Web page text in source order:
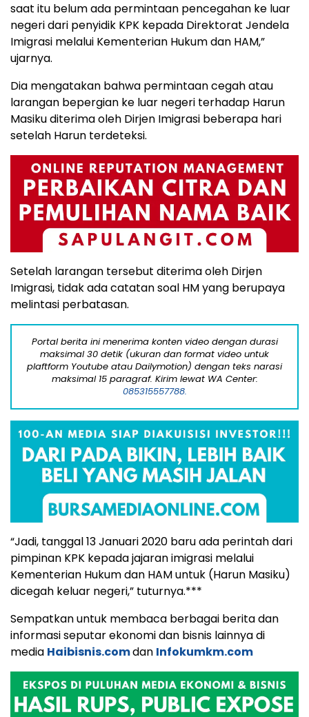
saat itu belum ada permintaan pencegahan ke luar
negeri dari penyidik KPK kepada Direktorat Jendela
Imigrasi melalui Kementerian Hukum dan HAM,”
ujarnya.
Dia mengatakan bahwa permintaan cegah atau
larangan bepergian ke luar negeri terhadap Harun
Masiku diterima oleh Dirjen Imigrasi beberapa hari
setelah Harun terdeteksi.
Setelah larangan tersebut diterima oleh Dirjen
Imigrasi, tidak ada catatan soal HM yang berupaya
melintasi perbatasan.
Portal berita ini menerima konten video dengan durasi
maksimal 30 detik (ukuran dan format video untuk
plaftform Youtube atau Dailymotion) dengan teks narasi
maksimal 15 paragraf. Kirim lewat WA Center:
085315557788.
“Jadi, tanggal 13 Januari 2020 baru ada perintah dari
pimpinan KPK kepada jajaran imigrasi melalui
Kementerian Hukum dan HAM untuk (Harun Masiku)
dicegah keluar negeri,” tuturnya.***
Sempatkan untuk membaca berbagai berita dan
informasi seputar ekonomi dan bisnis lainnya di
media Haibisnis.comdan Infokumkm.com